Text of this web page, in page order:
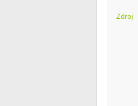
Zdroj